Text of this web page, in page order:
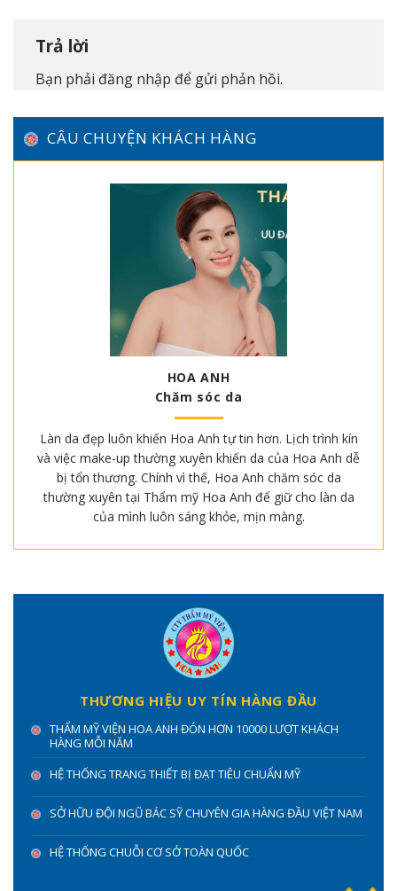
Trả lời
Bạn phải đăng nhập để gửi phản hồi.
CÂU CHUYỆN KHÁCH HÀNG
HOA ANH
Chăm sóc da
Làn da đẹp luôn khiến Hoa Anh tự tin hơn. Lịch trình kín
và việc make-up thường xuyên khiến da của Hoa Anh dễ
bị tổn thương. Chính vì thế, Hoa Anh chăm sóc da
thường xuyên tại Thẩm mỹ Hoa Anh để giữ cho làn da
của mình luôn sáng khỏe, mịn màng.
THƯƠNG HIỆU UY TÍN HÀNG ĐẦU
THẨM MỸ VIỆN HOA ANH ĐÓN HƠN 10000 LƯỢT KHÁCH
HÀNG MỖI NĂM
HỆ THỐNG TRANG THIẾT BỊ ĐẠT TIÊU CHUẨN MỸ
SỞ HỮU ĐỘI NGŨ BÁC SỸ CHUYÊN GIA HÀNG ĐẦU VIỆT NAM
HỆ THỐNG CHUỖI CƠ SỞ TOÀN QUỐC